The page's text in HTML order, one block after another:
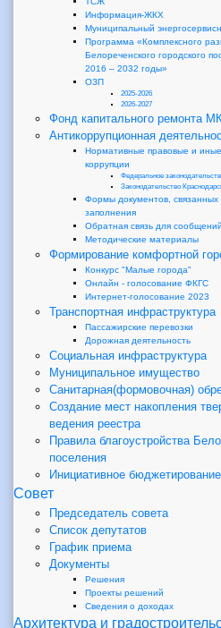
Информация-ЖКХ
Муниципальный
Программа «Комплексного
Белореченского городского
2016 – 2032 годы»
ОЗП
2025-2026
2026-2027
Фонд капитального ремонта
Антикоррупционная
Нормативные правовые и
коррупции
Федеральное
Законодательство
Формы документов, связанных
заполнения
Обратная связь для
Методические материалы
Формирование комфортной
Конкурс "Малые города"
Онлайн - голосование ФКГС
Интернет-голосование 2023
Транспортная инфраструктура
Пассажирские перевозки
Дорожная деятельность
Социальная инфраструктура
Муниципальное имущество
Санитарная(формовочная)
Создание мест накопления
ведения реестра
Правила благоустройства
поселения
Инициативное бюджетирование
Совет
Председатель совета
Список депутатов
График приема
Документы
Решения
Проекты решений
Сведения о доходах
Архитектура и